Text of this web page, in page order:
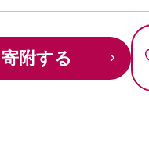
寄附する